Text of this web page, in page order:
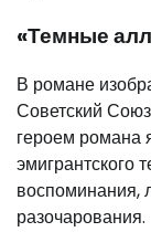
«Темные
В романе
Советский
героем романа
эмигрантского
разочарования.